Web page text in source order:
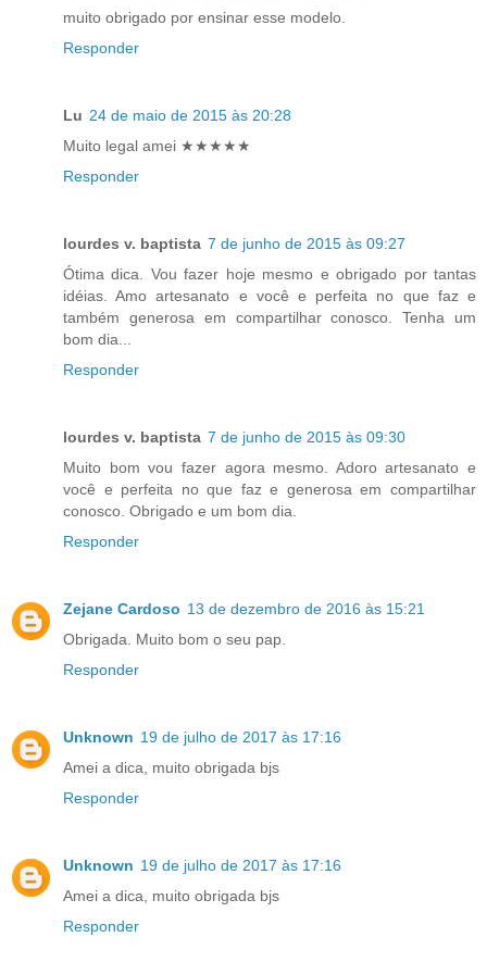
muito obrigado por ensinar esse modelo.
Responder
Lu 24 de maio de 2015 às 20:28
Muito legal amei ★★★★★
Responder
lourdes v. baptista 7 de junho de 2015 às 09:27
Ótima dica. Vou fazer hoje mesmo e obrigado por tantas
idéias. Amo artesanato e você e perfeita no que faz e
também generosa em compartilhar conosco. Tenha um
bom dia...
Responder
lourdes v. baptista 7 de junho de 2015 às 09:30
Muito bom vou fazer agora mesmo. Adoro artesanato e
você e perfeita no que faz e generosa em compartilhar
conosco. Obrigado e um bom dia.
Responder
Zejane Cardoso 13 de dezembro de 2016 às 15:21
Obrigada. Muito bom o seu pap.
Responder
Unknown 19 de julho de 2017 às 17:16
Amei a dica, muito obrigada bjs
Responder
Unknown 19 de julho de 2017 às 17:16
Amei a dica, muito obrigada bjs
Responder